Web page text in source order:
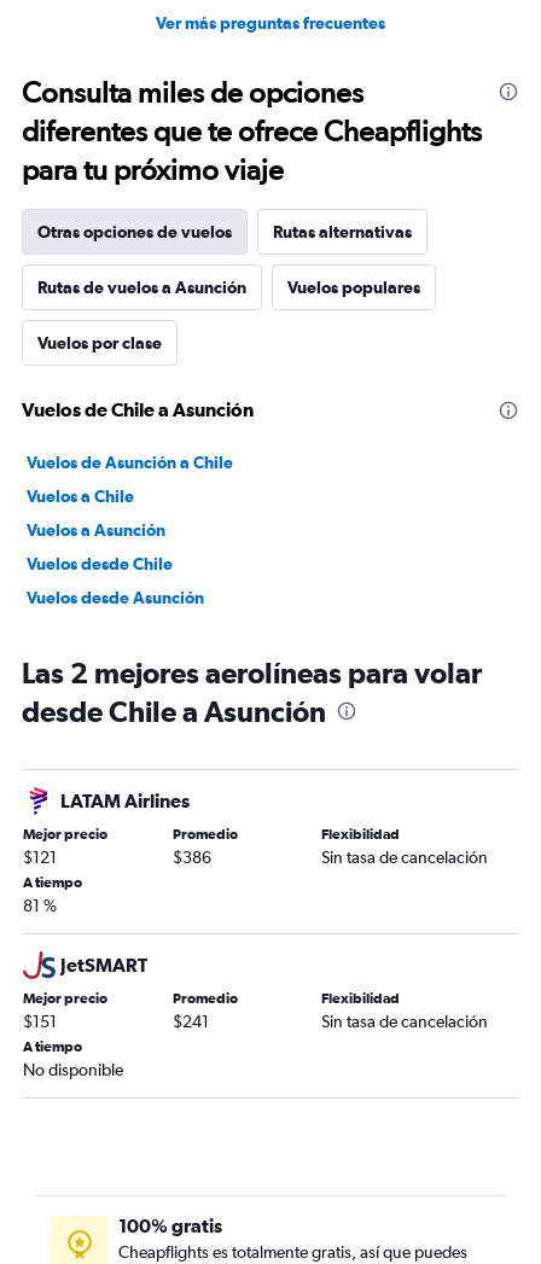
Ver más preguntas frecuentes
Consulta miles de opciones
diferentes que te ofrece Cheapflights
para tu próximo viaje
Otras opciones de vuelos Rutas alternativas
Rutas de vuelos a Asunción Vuelos populares
Vuelos por clase
Vuelos de Chile a Asunción
Vuelos de Asunción a Chile
Vuelos a Chile
Vuelos a Asunción
Vuelos desde Chile
Vuelos desde Asunción
Las 2 mejores aerolíneas para volar
desde Chile a Asunción
LATAM Airlines
Mejor precio
$121
Promedio
$386
Flexibilidad
Sin tasa de cancelación
A tiempo
81 %
JetSMART
Mejor precio
$151
Promedio
$241
Flexibilidad
Sin tasa de cancelación
A tiempo
No disponible
100% gratis
Cheapflights es totalmente gratis, así que puedes